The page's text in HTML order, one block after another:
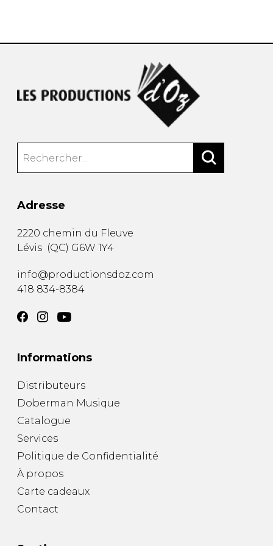
Adresse
2220 chemin du Fleuve
Lévis (QC) G6W 1Y4
info@productionsdoz.com
418 834-8384
Informations
Distributeurs
Doberman Musique
Catalogue
Services
Politique de Confidentialité
À propos
Carte cadeaux
Contact